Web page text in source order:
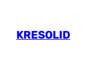
KRESOLID